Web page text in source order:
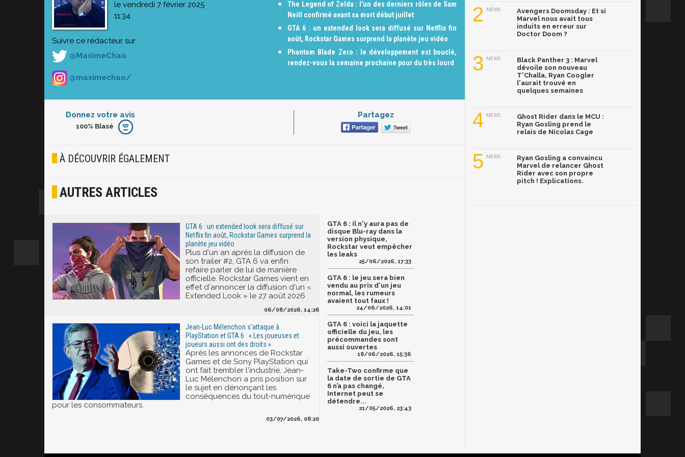
le vendredi 7 février 2025
11:34
Suivre ce rédacteur sur
@MaximeChao
@maximechao/
The Legend of Zelda : l'un des derniers rôles de Sam
Neill confirmé avant sa mort début juillet
GTA 6 : un extended look sera diffusé sur Netflix fin
août, Rockstar Games surprend la planète jeu vidéo
Phantom Blade Zero : le développement est bouclé,
rendez-vous la semaine prochaine pour du très lourd
Donnez votre avis
Furieux
Joyeux
100% Blasé
Partagez
À DÉCOUVRIR ÉGALEMENT
AUTRES ARTICLES
GTA 6 : un extended look sera diffusé sur
Netflix fin août, Rockstar Games surprend la
planète jeu vidéo
Plus d'un an après la diffusion de
son trailer #2, GTA 6 va enfin
refaire parler de lui de manière
officielle. Rockstar Games vient en
effet d'annoncer la diffusion d'un «
Extended Look » le 27 août 2026
06/08/2026, 14:26
Jean-Luc Mélenchon s'attaque à
PlayStation et GTA 6 : « Les joueuses et
joueurs aussi ont des droits »
Après les annonces de Rockstar
Games et de Sony PlayStation qui
ont fait trembler l'industrie, Jean-
Luc Mélenchon a pris position sur
le sujet en dénonçant les
conséquences du tout-numérique
pour les consommateurs.
03/07/2026, 08:20
GTA 6 : il n'y aura pas de
disque Blu-ray dans la
version physique,
Rockstar veut empêcher
les leaks
25/06/2026, 17:33
GTA 6 : le jeu sera bien
vendu au prix d'un jeu
normal, les rumeurs
avaient tout faux !
24/06/2026, 14:01
GTA 6 : voici la jaquette
officielle du jeu, les
précommandes sont
aussi ouvertes
18/06/2026, 15:36
Take-Two confirme que
la date de sortie de GTA
6 n’a pas changé,
Internet peut se
détendre...
21/05/2026, 23:43
2 NEWS
Avengers Doomsday : Et si
Marvel nous avait tous
induits en erreur sur
Doctor Doom ?
3 NEWS
Black Panther 3 : Marvel
dévoile son nouveau
T'Challa, Ryan Coogler
l'aurait trouvé en
quelques semaines
4 NEWS
Ghost Rider dans le MCU :
Ryan Gosling prend le
relais de Nicolas Cage
5 NEWS
Ryan Gosling a convaincu
Marvel de relancer Ghost
Rider avec son propre
pitch ! Explications.